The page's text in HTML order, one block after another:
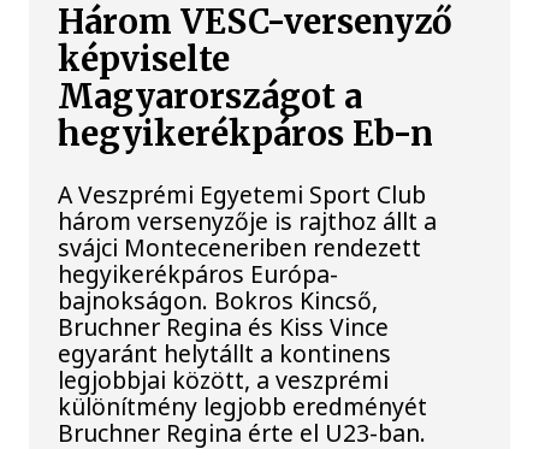
Három VESC-versenyző
képviselte
Magyarországot a
hegyikerékpáros Eb-n
A Veszprémi Egyetemi Sport Club
három versenyzője is rajthoz állt a
svájci Monteceneriben rendezett
hegyikerékpáros Európa-
bajnokságon. Bokros Kincső,
Bruchner Regina és Kiss Vince
egyaránt helytállt a kontinens
legjobbjai között, a veszprémi
különítmény legjobb eredményét
Bruchner Regina érte el U23-ban.